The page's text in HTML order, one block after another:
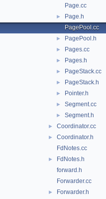
Page.cc
►
Page.h
PagePool.cc
► PagePool.h
► Pages.cc
► Pages.h
► PageStack.cc
► PageStack.h
► Pointer.h
► Segment.cc
► Segment.h
► Coordinator.cc
►
Coordinator.h
FdNotes.cc
►
FdNotes.h
forward.h
Forwarder.cc
► Forwarder.h